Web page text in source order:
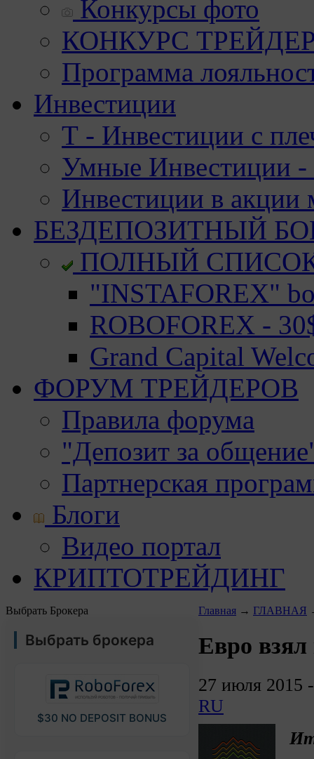
Конкурсы фото
КОНКУРС
Программа
Инвестиции
Т - Инвестиции с
Умные Инвестиции -
Инвестиции в акции
БЕЗДЕПОЗИТНЫЙ
ПОЛНЫЙ
"INSTAFOREX"
ROBOFOREX -
Grand Capital
ФОРУМ ТРЕЙДЕРОВ
Правила форума
"Депозит за
Партнерская
Блоги
Видео портал
КРИПТОТРЕЙДИНГ
Выбрать Брокера
Выбрать брокера
$30 NO DEPOSIT BONUS
Главная → ГЛАВНАЯ
Евро взял
27 июля 2015
RU